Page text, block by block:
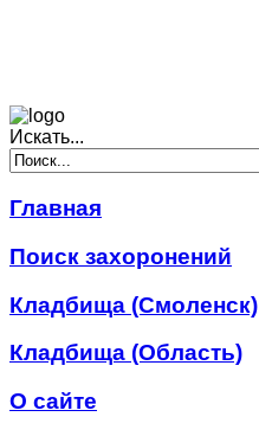
Искать...
Главная
Поиск захоронений
Кладбища (Смоленск)
Кладбища (Область)
О сайте